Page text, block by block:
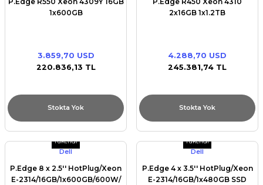
1x600GB
3.859,70 USD
220.836,13 TL
Stokta Yok
2x16GB 1x1.2TB
4.288,70 USD
245.381,74 TL
Stokta Yok
Tükendi
Dell
P.Edge 8 x 2.5'' HotPlug/Xeon
E-2314/16GB/1x600GB/600W/
Tükendi
Dell
P.Edge 4 x 3.5'' HotPlug/Xeon
E-2314/16GB/1x480GB SSD